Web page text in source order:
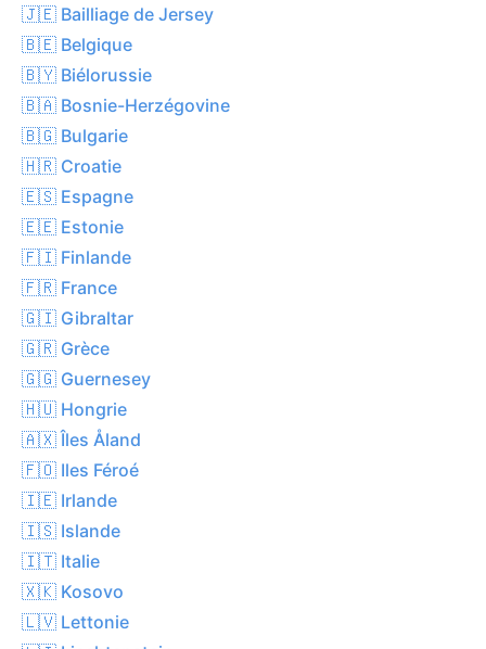
🇯🇪 Bailliage de Jersey
🇧🇪 Belgique
🇧🇾 Biélorussie
🇧🇦 Bosnie-Herzégovine
🇧🇬 Bulgarie
🇭🇷 Croatie
🇪🇸 Espagne
🇪🇪 Estonie
🇫🇮 Finlande
🇫🇷 France
🇬🇮 Gibraltar
🇬🇷 Grèce
🇬🇬 Guernesey
🇭🇺 Hongrie
🇦🇽 Îles Åland
🇫🇴 Iles Féroé
🇮🇪 Irlande
🇮🇸 Islande
🇮🇹 Italie
🇽🇰 Kosovo
🇱🇻 Lettonie